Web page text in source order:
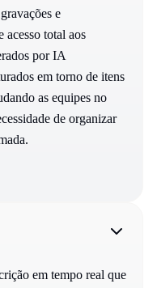
e
acesso total aos
por IA
em torno de itens
as equipes no
de organizar
em tempo real que